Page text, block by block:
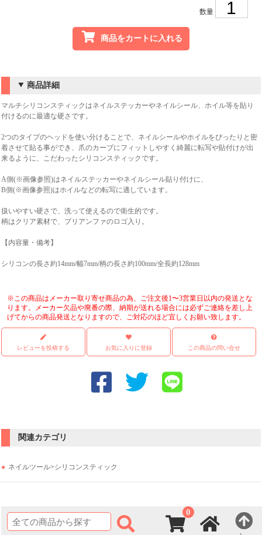
0
数量
商品をカートに入れる
商品詳細
マルチシリコンスティックはネイルステッカーやネイルシール、ホイル等を貼り
付けるのに最適な硬さです。
2つのタイプのヘッドを使い分けることで、ネイルシールやホイルをぴったりと密
着させて貼る事ができ、爪のカーブにフィットしやすく綺麗に転写や貼付けが出
来るように、こだわったシリコンスティックです。
A側(※画像参照)はネイルステッカーやネイルシール貼り付けに、
B側(※画像参照)はホイルなどの転写に適しています。
扱いやすい硬さで、洗って使えるので衛生的です。
柄はクリア素材で、プリアンファのロゴ入り。
【内容量・備考】
シリコンの長さ約14mm/幅7mm/柄の長さ約100mm/全長約128mm
※この商品はメーカー取り寄せ商品の為、ご注文後1〜3営業日以内の発送とな
ります。メーカー欠品や廃番の際、納期が送れる場合には必ずご連絡を差し上
げてからの商品発送となりますので、ご対応のほど宜しくお願い致します。
レビューを投稿する お気に入りに登録 この商品の問い合せ
関連カテゴリ
ネイルツール>シリコンスティック